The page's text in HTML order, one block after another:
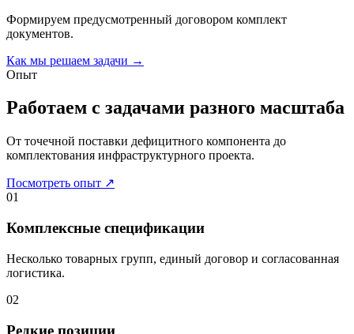
Формируем предусмотренный договором комплект
документов.
Как мы решаем задачи →
Опыт
Работаем с задачами разного масштаба
От точечной поставки дефицитного компонента до
комплектования инфраструктурного проекта.
Посмотреть опыт ↗
01
Комплексные спецификации
Несколько товарных групп, единый договор и согласованная
логистика.
02
Редкие позиции